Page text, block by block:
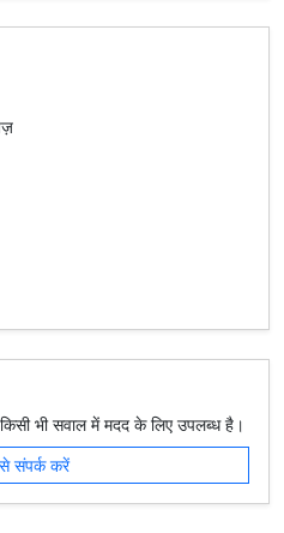
भी सवाल में मदद के लिए उपलब्ध है।
से संपर्क करें